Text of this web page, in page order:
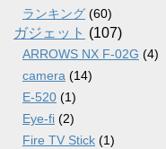
ランキング (60)
ガジェット (107)
ARROWS NX F-02G (4)
camera (14)
E-520 (1)
Eye-fi (2)
Fire TV Stick (1)